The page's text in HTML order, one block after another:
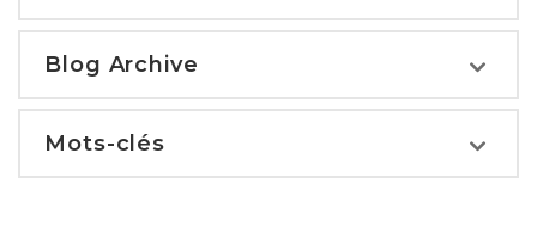
Blog Archive
Mots-clés